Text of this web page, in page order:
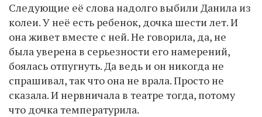
Следующие её слова надолго выбили Данила из
колеи. У неё есть ребенок, дочка шести лет. И
она живет вместе с ней. Не говорила, да, не
была уверена в серьезности его намерений,
боялась отпугнуть. Да ведь и он никогда не
спрашивал, так что она не врала. Просто не
сказала. И нервничала в театре тогда, потому
что дочка температурила.